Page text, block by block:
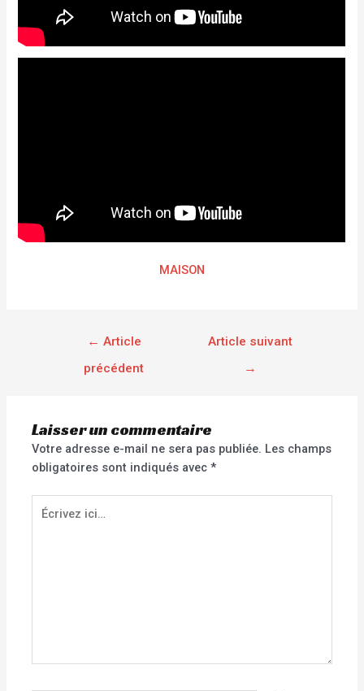
MAISON
← Article
précédent
Article suivant
→
Laisser un commentaire
Votre adresse e-mail ne sera pas publiée. Les champs
obligatoires sont indiqués avec*
Écrivez
ici…